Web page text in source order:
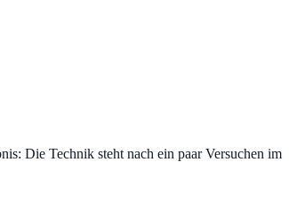
Die Technik steht nach ein paar Versuchen im